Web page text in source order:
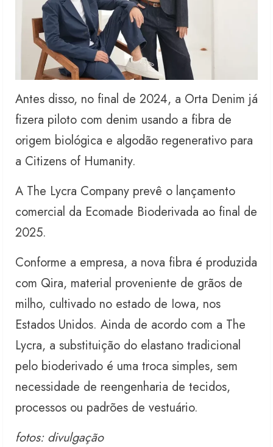
Antes disso, no final de 2024, a Orta Denim já
fizera piloto com denim usando a fibra de
origem biológica e algodão regenerativo para
a Citizens of Humanity.
A The Lycra Company prevê o lançamento
comercial da Ecomade Bioderivada ao final de
2025.
Conforme a empresa, a nova fibra é produzida
com Qira, material proveniente de grãos de
milho, cultivado no estado de Iowa, nos
Estados Unidos. Ainda de acordo com a The
Lycra, a substituição do elastano tradicional
pelo bioderivado é uma troca simples, sem
necessidade de reengenharia de tecidos,
processos ou padrões de vestuário.
fotos: divulgação